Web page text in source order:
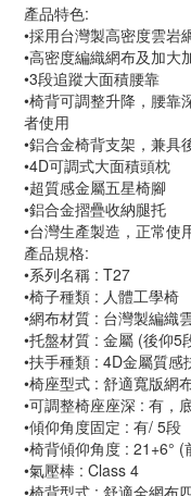
產品特色:
•採用台灣製高密度雲岩
•高密度編織網布及加大
•3段追蹤大面積腰靠
•椅背可調整升降，腰靠
者使用
•鋁合金椅背支架，兼具
•4D可調式大面積頭枕
•超質感金屬五星椅腳
•鋁合金摺疊收納腿托
•台灣生產製造，正常使
產品規格:
•系列名稱 : T27
•椅子種類 : 人體工學椅
•網布材質 : 台灣製編織
•托盤材質 : 金屬 (後仰5
•扶手種類 : 4D金屬質
•椅座型式 : 舒適寬版網
•可調整椅座座深 : 有，
•傾仰角度固定 : 有/ 5段
•椅背傾仰角度 : 21+6° (
•氣壓棒 : Class 4
•椅背型式 : 舒適全網布